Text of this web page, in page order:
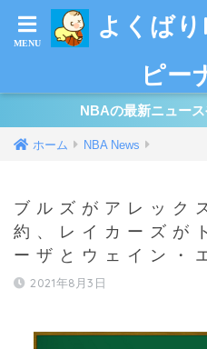
よくば
ピー
NBAの最新ニュー
ホーム NBA News
ブルズがアレック
約、レイカーズが
ーザとウェイン・
2021年8月3日